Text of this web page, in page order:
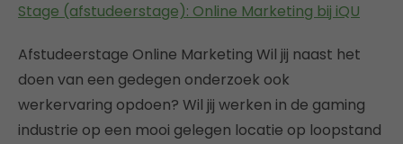
Stage (afstudeerstage): Online Marketing bij iQU
Afstudeerstage Online Marketing Wil jij naast het
doen van een gedegen onderzoek ook
werkervaring opdoen? Wil jij werken in de gaming
industrie op een mooi gelegen locatie op loopstand